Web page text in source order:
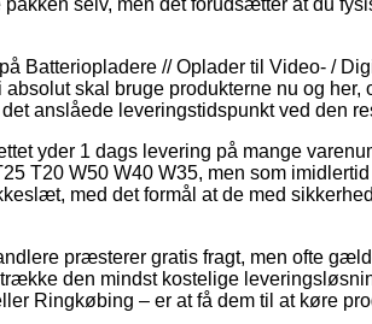
Batteriopladere // Oplader til Video- /
absolut skal bruge produkterne nu og
anslåede leveringstidspunkt ved den
yder 1 dags levering på mange
T20 W50 W40 W35, men som
med det formål at de med
præsterer gratis fragt, men ofte
den mindst kostelige
Ringkøbing – er at få dem til at køre